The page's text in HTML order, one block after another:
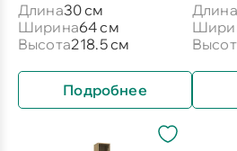
Длина30 см
Ширина64 см
Высота218.5 см
Подробнее
Длина